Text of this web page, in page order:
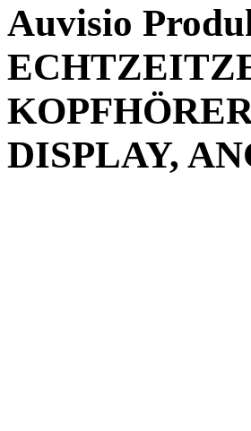
Auvisio
DISPLAY,